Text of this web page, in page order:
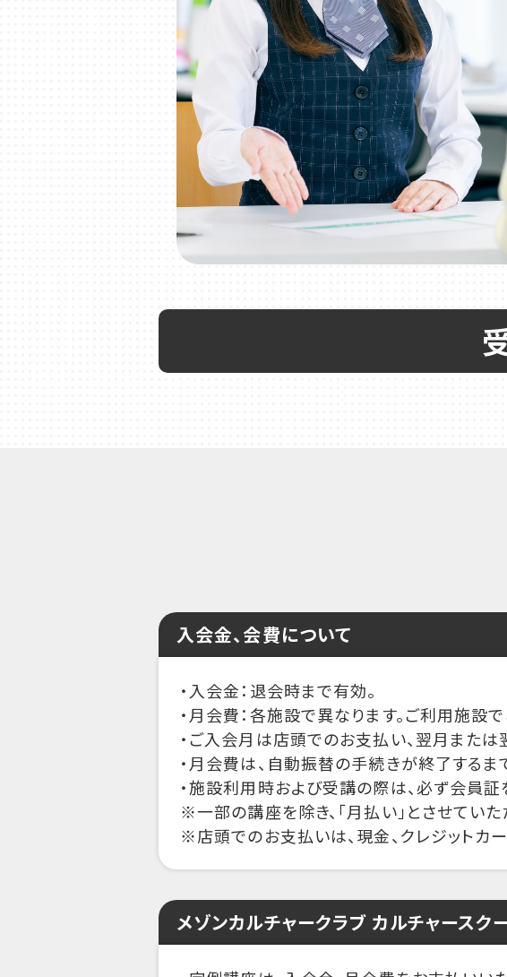
入会金、会費について
・入会金：退会時まで有効。
・月会費：各施設で異なります。ご利用施設で
・ご入会月は店頭でのお支払い、翌月または
・月会費は、自動振替の手続きが終了するま
・施設利用時および受講の際は、必ず会員証
※一部の講座を除き、「月払い」とさせていた
※店頭でのお支払いは、現金、クレジットカ
メゾンカルチャークラブ カルチャースク